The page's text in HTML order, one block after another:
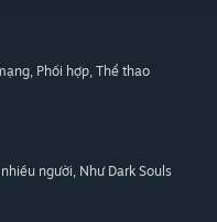
, Phối hợp, Thể thao
người, Như Dark Souls